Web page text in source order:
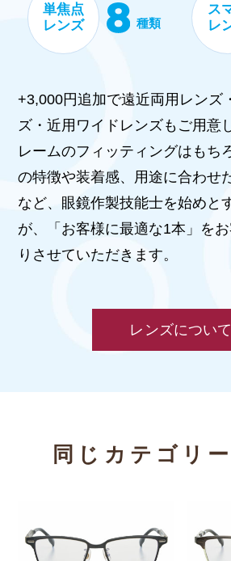
単焦点
レンズ
種類
ス
レ
+3,000円追加で遠近両用レンズ
ズ・近用ワイドレンズもご用意
レームのフィッティングはもち
の特徴や装着感、用途に合わせ
など、眼鏡作製技能士を始めと
が、「お客様に最適な1本」を
りさせていただきます。
レンズについて
同じカテゴリ